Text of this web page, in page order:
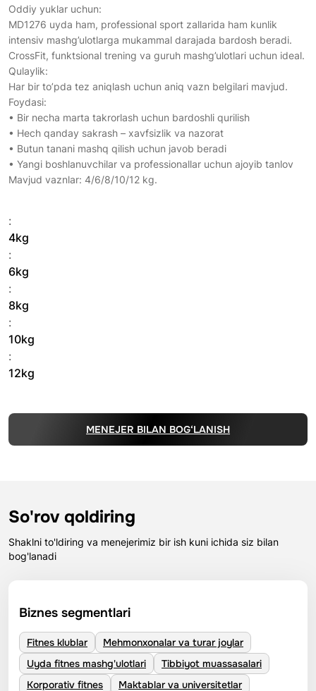
Oddiy yuklar uchun:
MD1276 uyda ham, professional sport zallarida ham kunlik
intensiv mashg’ulotlarga mukammal darajada bardosh beradi.
CrossFit, funktsional trening va guruh mashg’ulotlari uchun ideal.
Qulaylik:
Har bir to’pda tez aniqlash uchun aniq vazn belgilari mavjud.
Foydasi:
• Bir necha marta takrorlash uchun bardoshli qurilish
• Hech qanday sakrash – xavfsizlik va nazorat
• Butun tanani mashq qilish uchun javob beradi
• Yangi boshlanuvchilar va professionallar uchun ajoyib tanlov
Mavjud vaznlar: 4/6/8/10/12 kg.
:
4kg
:
6kg
:
8kg
:
10kg
:
12kg
MENEJER BILAN BOG‘LANISH
So'rov qoldiring
Shaklni to'ldiring va menejerimiz bir ish kuni ichida siz bilan
bog'lanadi
Biznes segmentlari
Fitnes klublar
Mehmonxonalar va turar joylar
Uyda fitnes mashg'ulotlari
Tibbiyot muassasalari
Korporativ fitnes
Maktablar va universitetlar